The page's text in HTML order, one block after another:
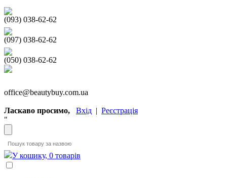
(093) 038-62-62
(097) 038-62-62
(050) 038-62-62
office@beautybuy.com.ua
Ласкаво просимо, Вхід | Реєстрація
"
У кошику, 0 товарів